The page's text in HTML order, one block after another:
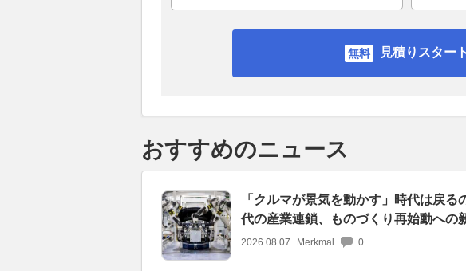
見積りスタート
おすすめのニュース
「クルマが景気を動かす」時代は戻
代の産業連鎖、ものづくり再始動への
2026.08.07 Merkmal 0